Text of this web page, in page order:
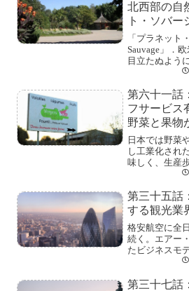
北西部の自
ト・ソバー
「プラネット
Sauvage」．
目立たぬよう
第六十一話
フサービス
野菜と果物
日本では野菜
し工業化され
味しく、生産
を作る動きが
第三十五話
する観光業
格安航空に全
続く。エアー
たビジネスモ
つだけに、カ
第三十七話